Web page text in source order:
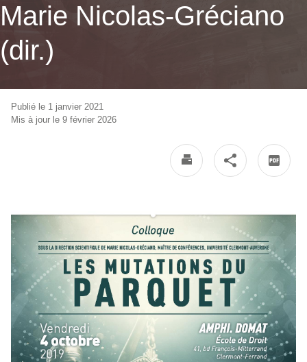
Marie Nicolas-Gréciano
(dir.)
Publié le 1 janvier 2021
Mis à jour le 9 février 2026